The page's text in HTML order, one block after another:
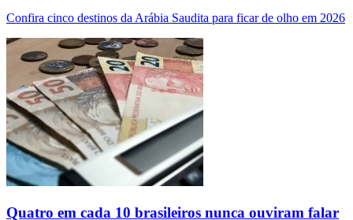
Confira cinco destinos da Arábia Saudita para ficar de olho em 2026
Quatro em cada 10 brasileiros nunca ouviram falar